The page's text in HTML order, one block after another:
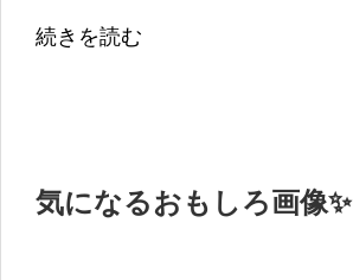
続きを読む
気になるおもしろ画像✨